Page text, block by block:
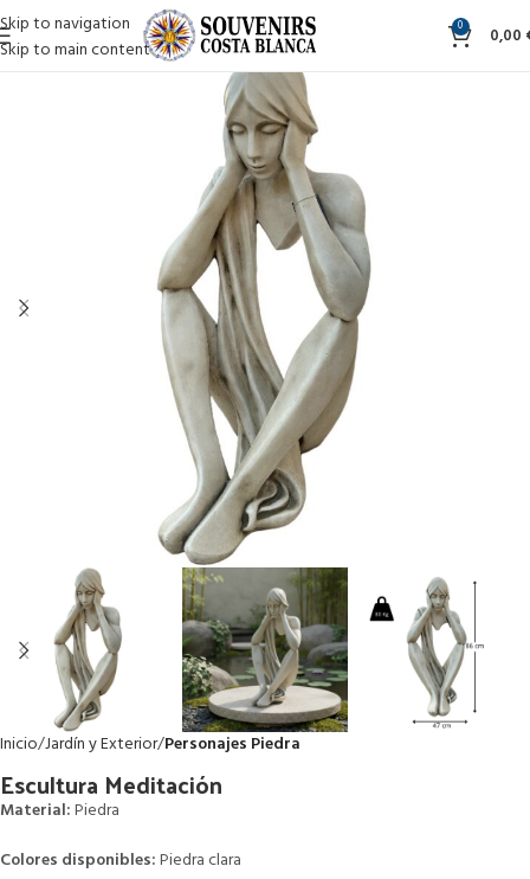
Skip to navigation
Skip to main content
0 0,00
Inicio Jardín y Exterior Personajes Piedra
Escultura Meditación
Material:Piedra
Colores disponibles:Piedra clara